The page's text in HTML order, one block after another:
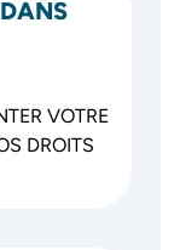
VOTRE
DROITS